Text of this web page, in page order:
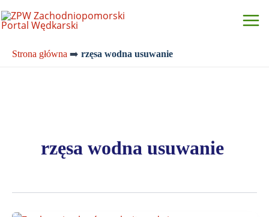
do
Strona główna ➡️ rzęsa wodna usuwanie
rzęsa wodna usuwanie